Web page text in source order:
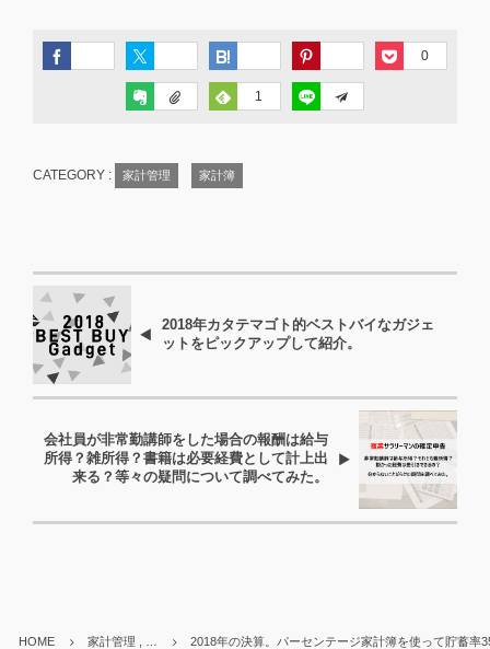
0
1
CATEGORY : 家計管理 家計簿
2018年カタテマゴト的ベストバイなガジェ
ットをピックアップして紹介。
会社員が非常勤講師をした場合の報酬は給与
所得？雑所得？書籍は必要経費として計上出
来る？等々の疑問について調べてみた。
HOME 家計管理 , … 2018年の決算。パーセンテージ家計簿を使って貯蓄率